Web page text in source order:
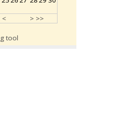
< > >>